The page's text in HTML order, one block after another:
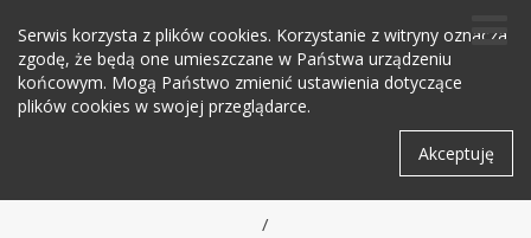
Serwis korzysta z plików cookies. Korzystanie z witryny oznacza
zgodę, że będą one umieszczane w Państwa urządzeniu
końcowym. Mogą Państwo zmienić ustawienia dotyczące
plików cookies w swojej przeglądarce.
Akceptuję
/